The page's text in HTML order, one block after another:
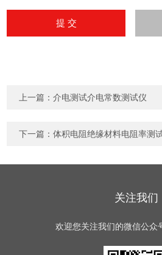
上一篇：介电测试介电常数测试仪
下一篇：体积电阻绝缘材料电阻率测
关注我们
欢迎您关注我们的微信公众